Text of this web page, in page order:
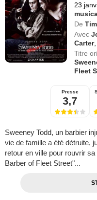
23
De
Avec
Carter
Titre
Fleet
Presse
3,7
Sweeney Todd, un barbier
vie de famille a été détruite,
retour en ville pour rouvrir
Barber of Fleet Street"...